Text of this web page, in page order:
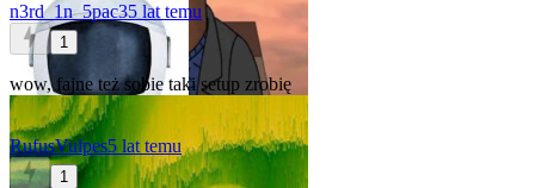
n3rd_1n_5pac35 lat temu
1
wow, fajne też sobie taki setup zrobię
RufusVulpes5 lat temu
1